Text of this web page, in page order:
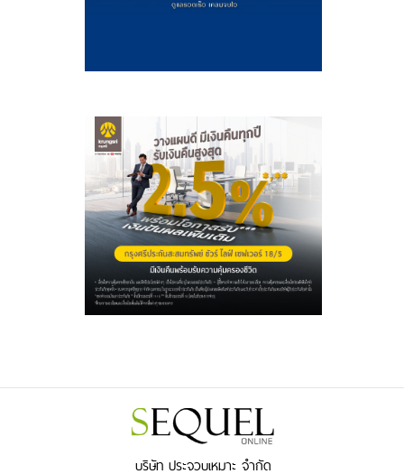
บริษัท ประจวบเหมาะ จำกัด